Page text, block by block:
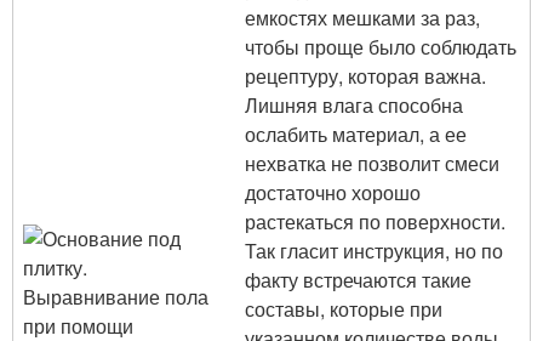
емкостях мешками за раз,
чтобы проще было соблюдать
рецептуру, которая важна.
Лишняя влага способна
ослабить материал, а ее
нехватка не позволит смеси
достаточно хорошо
растекаться по поверхности.
Так гласит инструкция, но по
факту встречаются такие
составы, которые при